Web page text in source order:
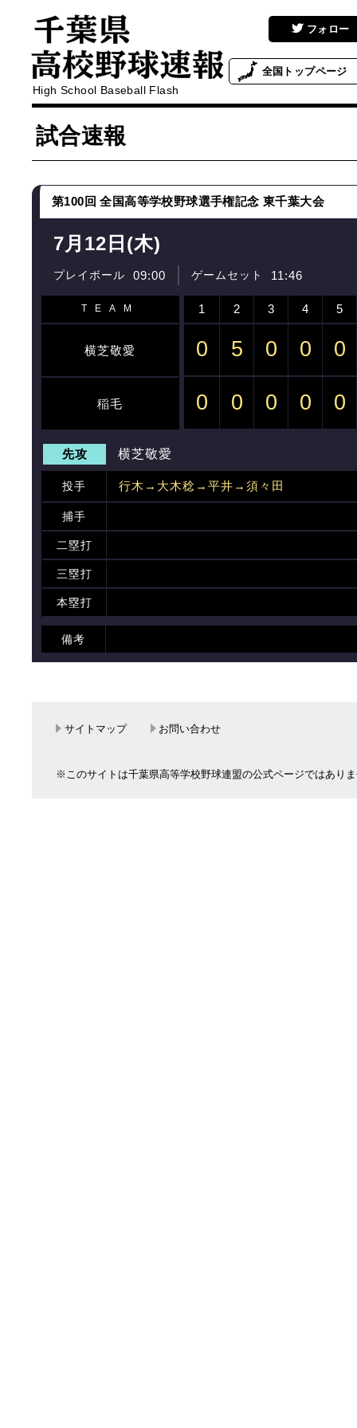
High School Baseball Flash
フォロー
全国 トップページ
試合速報
第100回 全国高等学校野球選手権記念 東千葉大会
7月12日(木)
プレイボール 09:00 ゲームセット 11:46
TEAM
横芝敬愛
1 2 3 4 5
0 5 0 0 0
0 0 0 0 0
稲毛
先攻 横芝敬愛
投手 行木→大木稔→平井→須々田
捕手
二塁打
三塁打
本塁打
備考
サイトマップ お問い合わせ
※このサイトは千葉県高等学校野球連盟の公式ページではあり